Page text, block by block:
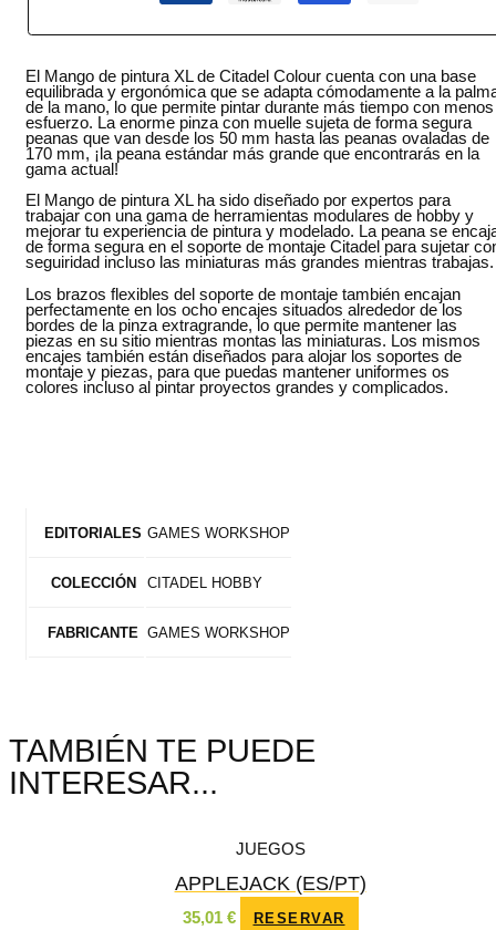
El Mango de pintura XL de Citadel Colour cuenta con una base
equilibrada y ergonómica que se adapta cómodamente a la
de la mano, lo que permite pintar durante más tiempo con menos
esfuerzo. La enorme pinza con muelle sujeta de forma segura
peanas que van desde los 50 mm hasta las peanas ovaladas de
170 mm, ¡la peana estándar más grande que encontrarás en la
gama actual!
El Mango de pintura XL ha sido diseñado por expertos para
trabajar con una gama de herramientas modulares de hobby y
mejorar tu experiencia de pintura y modelado. La peana se
de forma segura en el soporte de montaje Citadel para sujetar
seguiridad incluso las miniaturas más grandes mientras trabajas.
Los brazos flexibles del soporte de montaje también encajan
perfectamente en los ocho encajes situados alrededor de los
bordes de la pinza extragrande, lo que permite mantener las
piezas en su sitio mientras montas las miniaturas. Los mismos
encajes también están diseñados para alojar los soportes de
montaje y piezas, para que puedas mantener uniformes os
colores incluso al pintar proyectos grandes y complicados.
EDITORIALES GAMES WORKSHOP
COLECCIÓN CITADEL HOBBY
FABRICANTE GAMES WORKSHOP
TAMBIÉN TE PUEDE
INTERESAR...
JUEGOS
APPLEJACK (ES/PT)
35,01 € RESERVAR